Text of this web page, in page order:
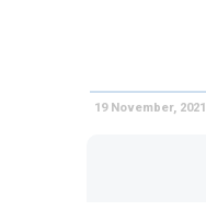
19 November, 2021